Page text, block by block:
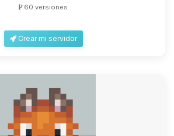
60 versiones
Crear mi servidor